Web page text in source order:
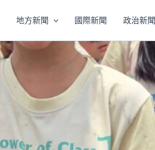
地方新聞 國際新聞 政治新聞